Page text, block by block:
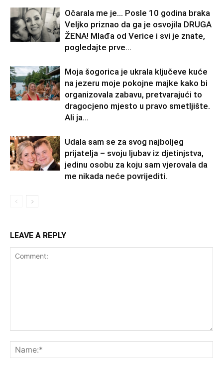
Očarala me je… Posle 10 godina braka
Veljko priznao da ga je osvojila DRUGA
ŽENA! Mlađa od Verice i svi je znate,
pogledajte prve...
Moja šogorica je ukrala ključeve kuće
na jezeru moje pokojne majke kako bi
organizovala zabavu, pretvarajući to
dragocjeno mjesto u pravo smetljište.
Ali ja...
Udala sam se za svog najboljeg
prijatelja – svoju ljubav iz djetinjstva,
jedinu osobu za koju sam vjerovala da
me nikada neće povrijediti.
LEAVE A REPLY